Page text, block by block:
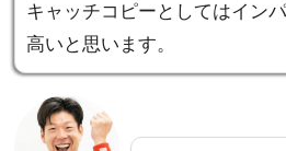
キャッチコピーとしてはイン
高いと思います。